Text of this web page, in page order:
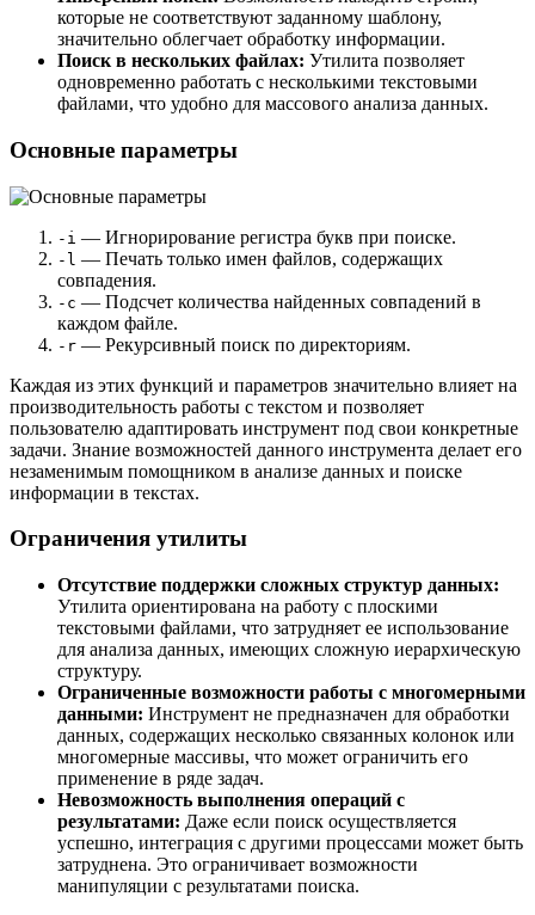
которые не соответствуют заданному шаблону,
значительно облегчает обработку информации.
Поиск в нескольких файлах: Утилита позволяет
одновременно работать с несколькими текстовыми
файлами, что удобно для массового анализа данных.
Основные параметры
-i — Игнорирование регистра букв при поиске.
-l — Печать только имен файлов, содержащих
совпадения.
-c — Подсчет количества найденных совпадений в
каждом файле.
-r — Рекурсивный поиск по директориям.
Каждая из этих функций и параметров значительно влияет на
производительность работы с текстом и позволяет
пользователю адаптировать инструмент под свои конкретные
задачи. Знание возможностей данного инструмента делает его
незаменимым помощником в анализе данных и поиске
информации в текстах.
Ограничения утилиты
Отсутствие поддержки сложных структур данных:
Утилита ориентирована на работу с плоскими
текстовыми файлами, что затрудняет ее использование
для анализа данных, имеющих сложную иерархическую
структуру.
Ограниченные возможности работы с многомерными
данными: Инструмент не предназначен для обработки
данных, содержащих несколько связанных колонок или
многомерные массивы, что может ограничить его
применение в ряде задач.
Невозможность выполнения операций с
результатами: Даже если поиск осуществляется
успешно, интеграция с другими процессами может быть
затруднена. Это ограничивает возможности
манипуляции с результатами поиска.